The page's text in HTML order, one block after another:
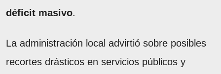
déficit masivo.
La administración local advirtió sobre posibles
recortes drásticos en servicios públicos y